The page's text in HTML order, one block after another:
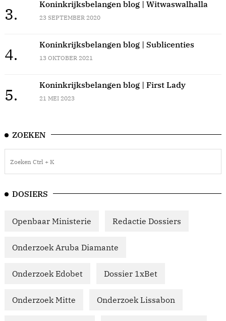
3.
Koninkrijksbelangen blog | Witwaswalhalla
23 SEPTEMBER 2020
4.
Koninkrijksbelangen blog | Sublicenties
13 OKTOBER 2021
5.
Koninkrijksbelangen blog | First Lady
21 MEI 2023
ZOEKEN
DOSIERS
Openbaar Ministerie Redactie Dossiers
Onderzoek Aruba Diamante
Onderzoek Edobet Dossier 1xBet
Onderzoek Mitte Onderzoek Lissabon